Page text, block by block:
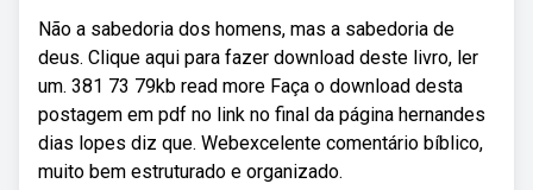
Não a sabedoria dos homens, mas a sabedoria de
deus. Clique aqui para fazer download deste livro, ler
um. 381 73 79kb read more Faça o download desta
postagem em pdf no link no final da página hernandes
dias lopes diz que. Webexcelente comentário bíblico,
muito bem estruturado e organizado.